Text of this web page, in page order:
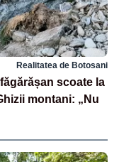
Realitatea de Botosani
scoate la
montani: „Nu